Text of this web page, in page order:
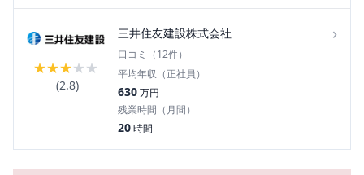
★★★★★
(2.8)
三井住友建設株式会社 ›
口コミ（12件）
平均年収（正社員）
630万円
残業時間（月間）
20時間